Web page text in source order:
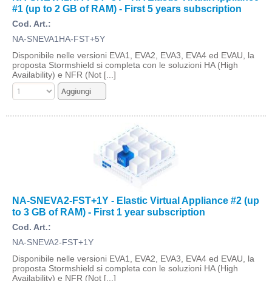
#1 (up to 2 GB of RAM) - First 5 years subscription
Cod. Art.:
NA-SNEVA1HA-FST+5Y
Disponibile nelle versioni EVA1, EVA2, EVA3, EVA4 ed EVAU, la
proposta Stormshield si completa con le soluzioni HA (High
Availability) e NFR (Not [...]
NA-SNEVA2-FST+1Y - Elastic Virtual Appliance #2 (up
to 3 GB of RAM) - First 1 year subscription
Cod. Art.:
NA-SNEVA2-FST+1Y
Disponibile nelle versioni EVA1, EVA2, EVA3, EVA4 ed EVAU, la
proposta Stormshield si completa con le soluzioni HA (High
Availability) e NFR (Not [...]